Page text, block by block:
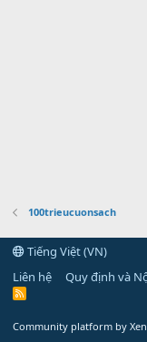
100trieucuonsach
Tiếng Việt (VN)
Liên hệ
Quy định và
R
Community platform by